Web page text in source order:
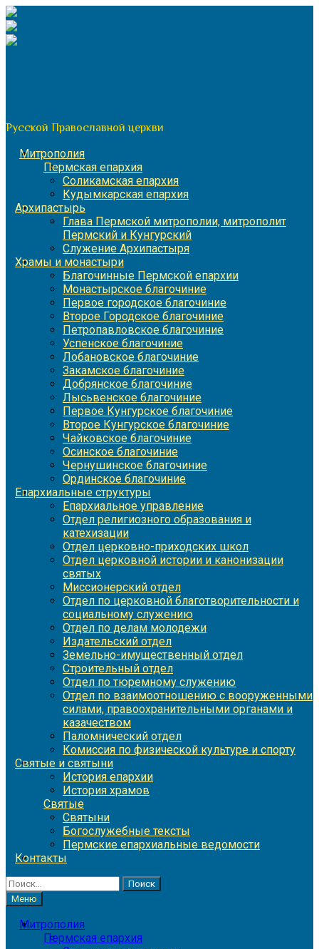
Перейти
к
содержимому
Русской Православной церкви
Митрополия
Пермская епархия
Соликамская епархия
Кудымкарская епархия
Архипастырь
Глава Пермской митрополии, митрополит
Пермский и Кунгурский
Служение Архипастыря
Храмы и монастыри
Благочинные Пермской епархии
Монастырское благочиние
Первое городское благочиние
Второе Городское благочиние
Петропавловское благочиние
Успенское благочиние
Лобановское благочиние
Закамское благочиние
Добрянское благочиние
Лысьвенское благочиние
Первое Кунгурское благочиние
Второе Кунгурское благочиние
Чайковское благочиние
Осинское благочиние
Чернушинское благочиние
Ординское благочиние
Епархиальные структуры
Епархиальное управление
Отдел религиозного образования и
катехизации
Отдел церковно-приходских школ
Отдел церковной истории и канонизации
святых
Миссионерский отдел
Отдел по церковной благотворительности и
социальному служению
Отдел по делам молодежи
Издательский отдел
Земельно-имущественный отдел
Строительный отдел
Отдел по тюремному служению
Отдел по взаимоотношению с вооруженными
силами, правоохранительными органами и
казачеством
Паломнический отдел
Комиссия по физической культуре и спорту
Святые и святыни
История епархии
История храмов
Святые
Святыни
Богослужебные тексты
Пермские епархиальные ведомости
Контакты
Найти:
Меню
Митрополия
Пермская епархия